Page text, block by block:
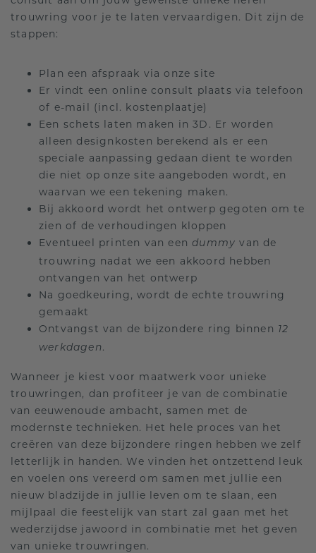
trouwring voor je te laten vervaardigen. Dit zijn de
stappen:
Plan een afspraak via onze site
Er vindt een online consult plaats via telefoon
of e-mail (incl. kostenplaatje)
Een schets laten maken in 3D. Er worden
alleen designkosten berekend als er een
speciale aanpassing gedaan dient te worden
die niet op onze site aangeboden wordt, en
waarvan we een tekening maken.
Bij akkoord wordt het ontwerp gegoten om te
zien of de verhoudingen kloppen
Eventueel printen van eendummy van de
trouwring nadat we een akkoord hebben
ontvangen van het ontwerp
Na goedkeuring, wordt de echte trouwring
gemaakt
Ontvangst van de bijzondere ring binnen 12
werkdagen.
Wanneer je kiest voor maatwerk voor unieke
trouwringen, dan profiteer je van de combinatie
van eeuwenoude ambacht, samen met de
modernste technieken. Het hele proces van het
creëren van deze bijzondere ringen hebben we zelf
letterlijk in handen. We vinden het ontzettend leuk
en voelen ons vereerd om samen met jullie een
nieuw bladzijde in jullie leven om te slaan, een
mijlpaal die feestelijk van start zal gaan met het
wederzijdse jawoord in combinatie met het geven
van unieke trouwringen.